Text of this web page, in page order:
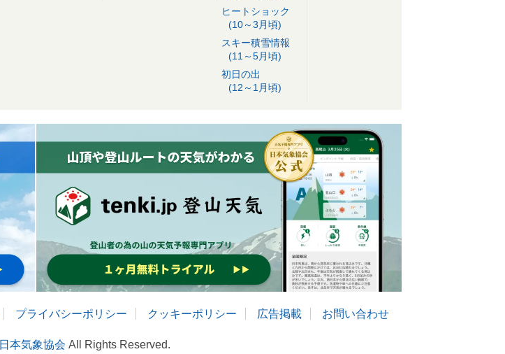
ヒートショック
(10～3月頃)
スキー積雪情報
(11～5月頃)
初日の出
(12～1月頃)
プライバシーポリシー クッキーポリシー 広告掲載 お問い合わせ
日本気象協会 All Rights Reserved.